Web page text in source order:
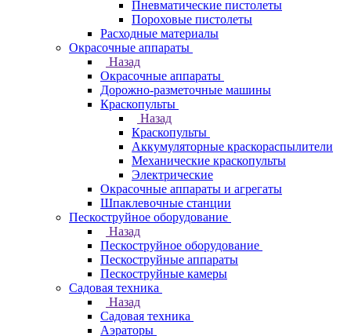
Пневматические пистолеты
Пороховые пистолеты
Расходные материалы
Окрасочные аппараты
Назад
Окрасочные аппараты
Дорожно-разметочные машины
Краскопульты
Назад
Краскопульты
Аккумуляторные краскораспылители
Механические краскопульты
Электрические
Окрасочные аппараты и агрегаты
Шпаклевочные станции
Пескоструйное оборудование
Назад
Пескоструйное оборудование
Пескоструйные аппараты
Пескоструйные камеры
Садовая техника
Назад
Садовая техника
Аэраторы